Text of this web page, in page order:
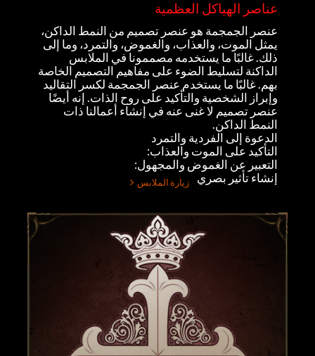
عناصر الهياكل العظمية
عنصر الجمجمة هو عنصر تصميم من النمط الداكن،
يمثل الموت، والعذاب، والغموض، والتمرد، وما إلى
ذلك. غالبًا ما يستخدمه مصممونا في الملابس
الداكنة لتسليط الضوء على مفاهيم التصميم الخاصة
بهم. غالبًا ما يستخدم عنصر الجمجمة لكسر التقاليد
وإبراز الشخصية والتأكيد على روح الذات. إنه أيضًا
عنصر تصميم لا غنى عنه في إنشاء أعمالنا ذات
النمط الداكن.
الدعوة إلى الفردية والتمرد
التأكيد على الموت والعذاب:
التعبير عن الغموض والمجهول:
إنشاء تأثير بصري
زيارة الملابس